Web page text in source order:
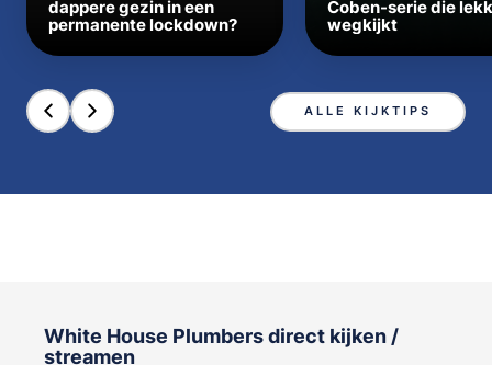
dappere gezin in een
permanente lockdown?
Coben-serie die
wegkijkt
ALLE KIJKTIPS
White House Plumbers direct kijken /
streamen